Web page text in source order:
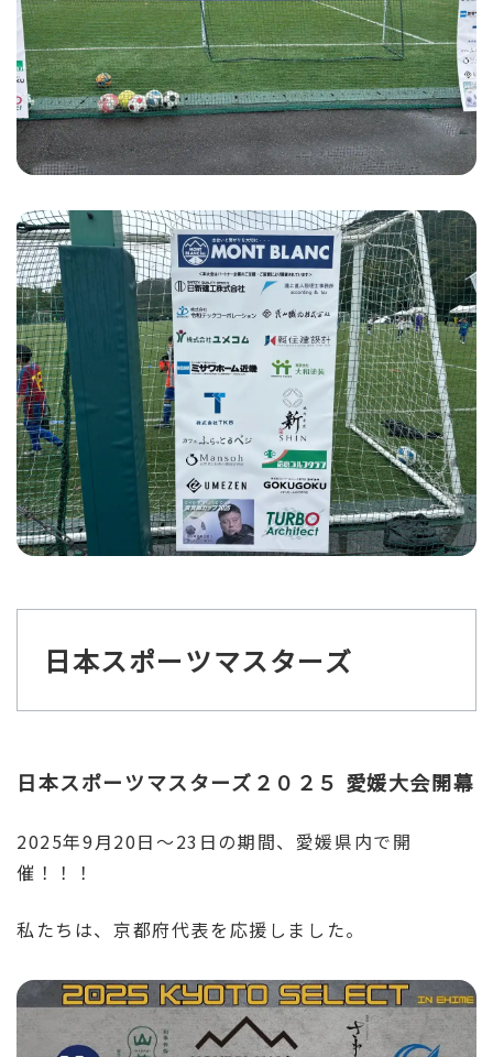
日本スポーツマスターズ
日本スポーツマスターズ２０２５ 愛媛大会開幕
2025年9月20日～23日の期間、愛媛県内で開
催！！！
私たちは、京都府代表を応援しました。